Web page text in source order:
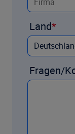
Land
Fragen/